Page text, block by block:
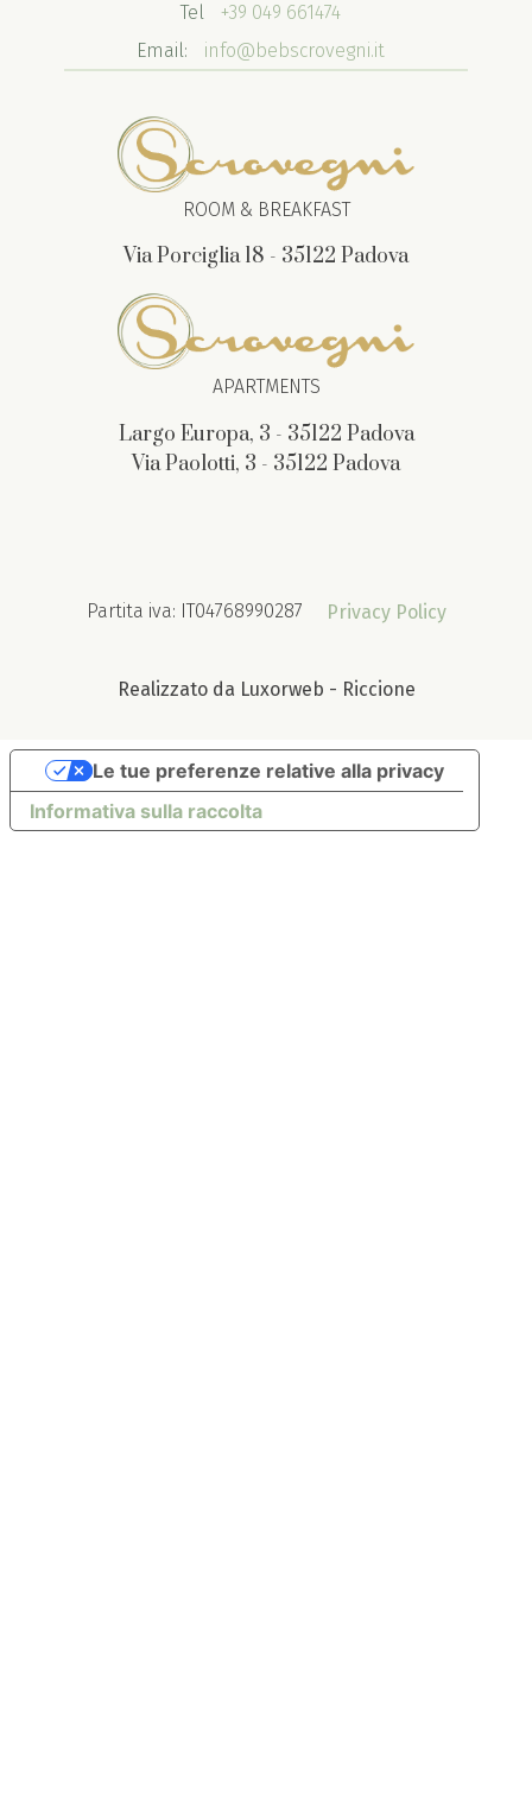
ROOM & BREAKFAST
Via Porciglia 18 - 35122 Padova
APARTMENTS
Largo Europa, 3 - 35122 Padova
Via Paolotti, 3 - 35122 Padova
Tel
+39 049 661474
Email:
info@bebscrovegni.it
Partita iva: IT04768990287 Privacy Policy
Realizzato da Luxorweb - Riccione
Informativa sulla raccolta
Le tue preferenze relative alla privacy